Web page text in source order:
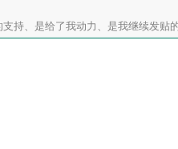
持、是给了我动力、是我继续发贴